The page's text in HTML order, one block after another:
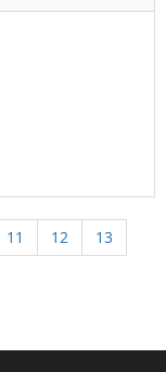
11 12 13